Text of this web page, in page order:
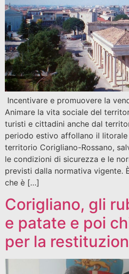
Incentivare e promuovere la
Animare la vita sociale del
turisti e cittadini anche dal
periodo estivo affollano il litorale
territorio Corigliano-Rossano,
le condizioni di sicurezza e le
previsti dalla normativa vigente.
che è […]
Corigliano, gli
e patate e poi
per la